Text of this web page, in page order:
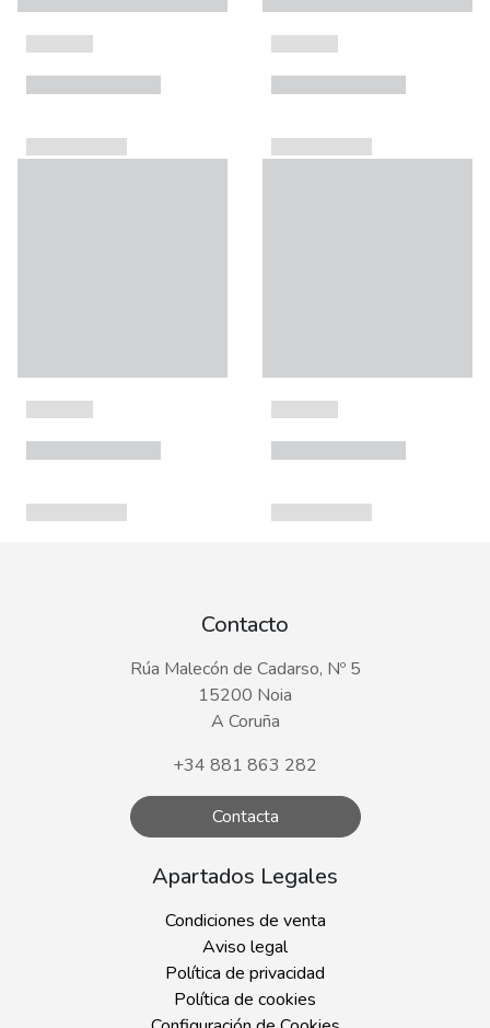
Contacto
Rúa Malecón de Cadarso, Nº 5
15200 Noia
A Coruña
+34 881 863 282
Contacta
Apartados Legales
Condiciones de venta
Aviso legal
Política de privacidad
Política de cookies